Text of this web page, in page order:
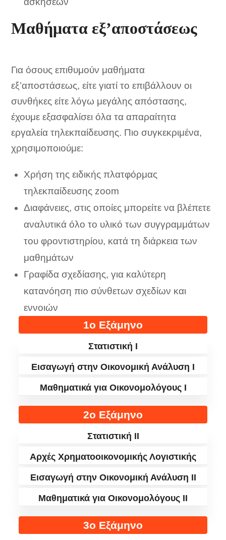
Μαθήματα εξ’αποστάσεως
Για όσους επιθυμούν μαθήματα
εξ’αποστάσεως, είτε γιατί το επιβάλλουν οι
συνθήκες είτε λόγω μεγάλης απόστασης,
έχουμε εξασφαλίσει όλα τα απαραίτητα
εργαλεία τηλεκπαίδευσης. Πιο συγκεκριμένα,
χρησιμοποιούμε:
Χρήση της ειδικής πλατφόρμας
τηλεκπαίδευσης zoom
Διαφάνειες, στις οποίες μπορείτε να βλέπετε
αναλυτικά όλο το υλικό των συγγραμμάτων
του φροντιστηρίου, κατά τη διάρκεια των
μαθημάτων
Γραφίδα σχεδίασης, για καλύτερη
κατανόηση πιο σύνθετων σχεδίων και
εννοιών
1ο Εξάμηνο
Στατιστική Ι
Εισαγωγή στην Οικονομική Ανάλυση Ι
Μαθηματικά για Οικονομολόγους Ι
2ο Εξάμηνο
Στατιστική II
Αρχές Χρηματοοικονομικής Λογιστικής
Εισαγωγή στην Οικονομική Ανάλυση ΙΙ
Μαθηματικά για Οικονομολόγους ΙΙ
3ο Εξάμηνο